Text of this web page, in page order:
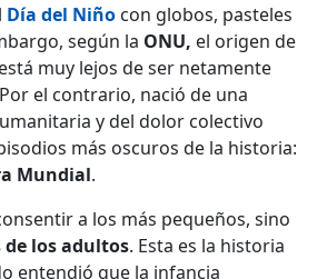
Día del Niño con globos, pasteles
según la ONU, el origen de
muy lejos de ser netamente
el contrario, nació de una
y del dolor colectivo
más oscuros de la historia:
Mundial.
a los más pequeños, sino
los adultos. Esta es la historia
entendió que la infancia